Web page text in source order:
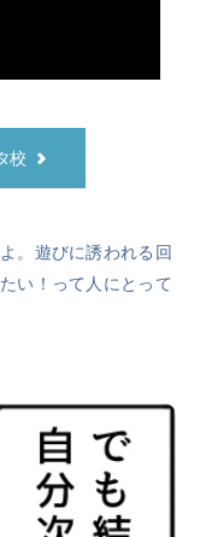
校
。遊びに誘われる回
い！って人にとって